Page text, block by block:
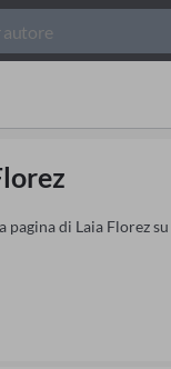
pagina di Laia Florez